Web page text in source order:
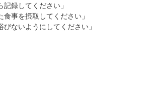
録してください」
事を摂取してください」
ないようにしてください」